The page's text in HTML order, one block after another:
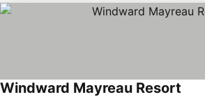
Windward Mayreau Resort